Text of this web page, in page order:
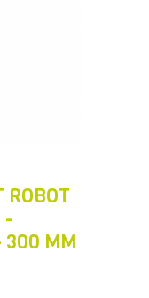
ROBOT
-
300 MM